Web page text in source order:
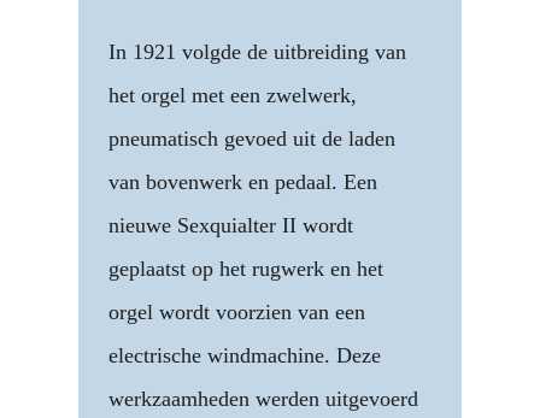
In 1921 volgde de uitbreiding van
het orgel met een zwelwerk,
pneumatisch gevoed uit de laden
van bovenwerk en pedaal. Een
nieuwe Sexquialter II wordt
geplaatst op het rugwerk en het
orgel wordt voorzien van een
electrische windmachine. Deze
werkzaamheden werden uitgevoerd